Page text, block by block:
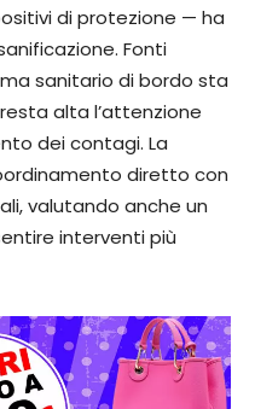
di protezione — ha
Fonti
sanitario di bordo sta
alta l’attenzione
dei contagi. La
diretto con
valutando anche un
interventi più